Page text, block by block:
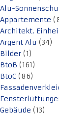
Alu-
Appartemente
Architekt.
Argent Alu (34)
Bilder (1)
BtoB (161)
BtoC (86)
Gebäude (13)